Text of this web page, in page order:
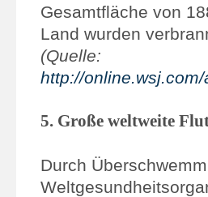
Gesamtfläche von
Land wurden
(Quelle:
http://
5. Große weltweite
Durch